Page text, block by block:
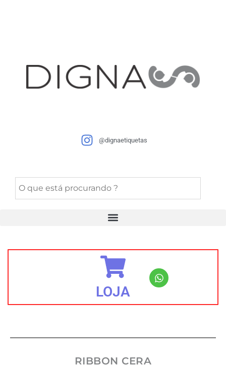
@dignaetiquetas
LOJA
RIBBON CERA